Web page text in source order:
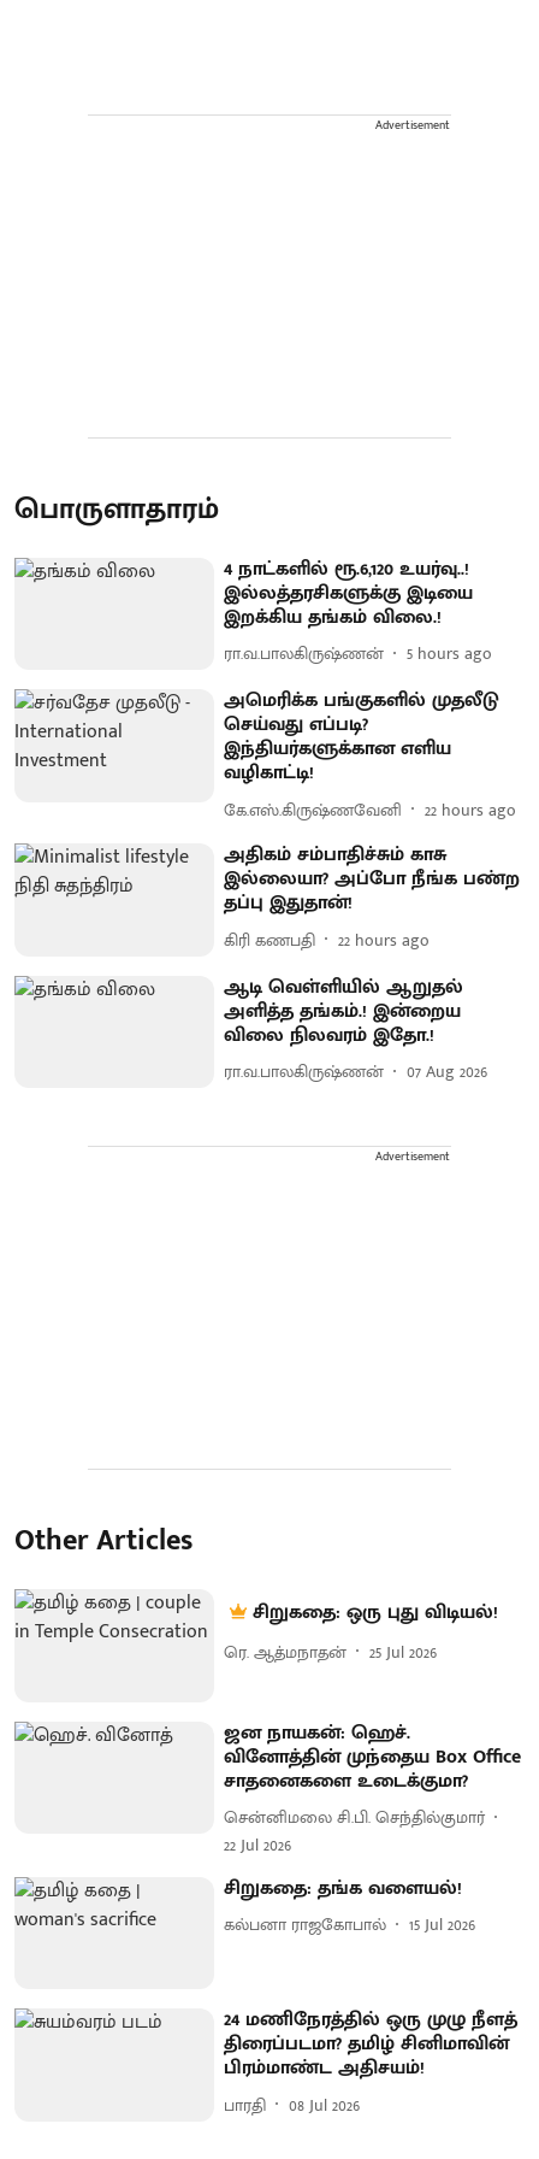
Advertisement
பொருளாதாரம்
4 நாட்களில் ரூ.6,120 உயர்வு..!
இல்லத்தரசிகளுக்கு இடியை
இறக்கிய தங்கம் விலை.!
ரா.வ.பாலகிருஷ்ணன் 5 hours ago
அமெரிக்க பங்குகளில் முதலீடு
செய்வது எப்படி?
இந்தியர்களுக்கான எளிய
வழிகாட்டி!
கே.எஸ்.கிருஷ்ணவேனி 22 hours ago
அதிகம் சம்பாதிச்சும் காசு
இல்லையா? அப்போ நீங்க பண்ற
தப்பு இதுதான்!
கிரி கணபதி 22 hours ago
ஆடி வெள்ளியில் ஆறுதல்
அளித்த தங்கம்.! இன்றைய
விலை நிலவரம் இதோ.!
ரா.வ.பாலகிருஷ்ணன் 07 Aug 2026
Advertisement
Other Articles
சிறுகதை: ஒரு புது விடியல்!
ரெ. ஆத்மநாதன் 25 Jul 2026
ஜன நாயகன்: ஹெச்.
வினோத்தின் முந்தைய Box Office
சாதனைகளை உடைக்குமா?
சென்னிமலை சி.பி. செந்தில்குமார்
22 Jul 2026
சிறுகதை: தங்க வளையல்!
கல்பனா ராஜகோபால் 15 Jul 2026
24 மணிநேரத்தில் ஒரு முழு நீளத்
திரைப்படமா? தமிழ் சினிமாவின்
பிரம்மாண்ட அதிசயம்!
பாரதி 08 Jul 2026